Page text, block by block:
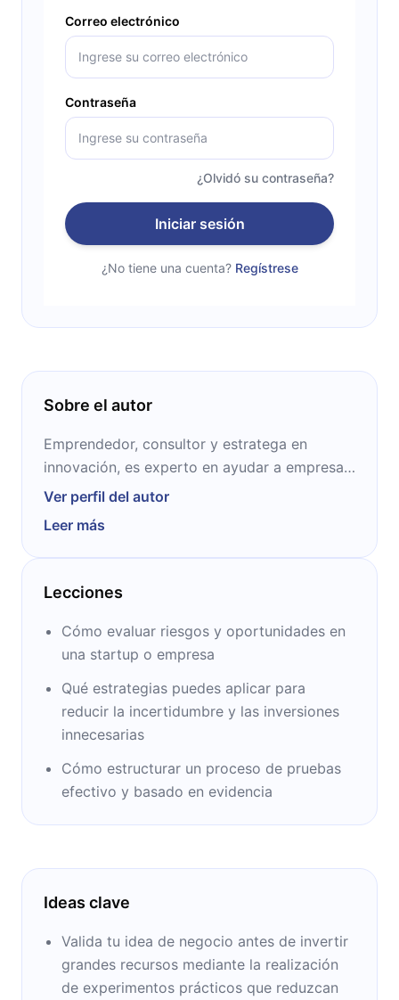
Correo electrónico
Contraseña
¿Olvidó su contraseña?
Iniciar sesión
¿No tiene una cuenta? Regístrese
Sobre el autor
Emprendedor, consultor y estratega en
innovación, es experto en ayudar a empresas
y startups a reducir riesgos mediante la
trabajado con grandes corporaciones, como
Toyota, Adobe y HP, para diseñar y validar
nuevos modelos de negocio. Su enfoque
para transformar ideas en productos viables.
Ver perfil del autor
Leer más
Lecciones
Cómo evaluar riesgos y oportunidades en
una startup o empresa
Qué estrategias puedes aplicar para
reducir la incertidumbre y las inversiones
innecesarias
Cómo estructurar un proceso de pruebas
efectivo y basado en evidencia
Ideas clave
Valida tu idea de negocio antes de invertir
grandes recursos mediante la realización
de experimentos prácticos que reduzcan